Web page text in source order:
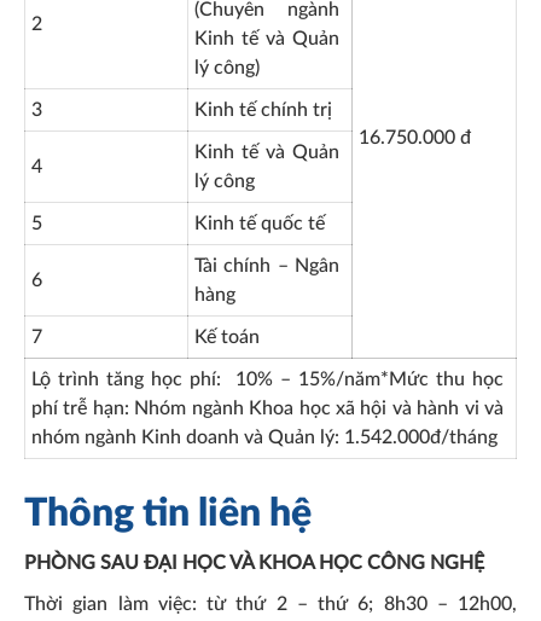
16.750.000 đ
2
(Chuyên ngành
Kinh tế và Quản
lý công)
3 Kinh tế chính trị
4
Kinh tế và Quản
lý công
5 Kinh tế quốc tế
6
Tài chính – Ngân
hàng
7 Kế toán
Lộ trình tăng học phí: 10% – 15%/năm*Mức thu học
phí trễ hạn: Nhóm ngành Khoa học xã hội và hành vi và
nhóm ngành Kinh doanh và Quản lý: 1.542.000đ/tháng
Thông tin liên hệ
PHÒNG SAU ĐẠI HỌC VÀ KHOA HỌC CÔNG NGHỆ
Thời gian làm việc: từ thứ 2 – thứ 6; 8h30 – 12h00,